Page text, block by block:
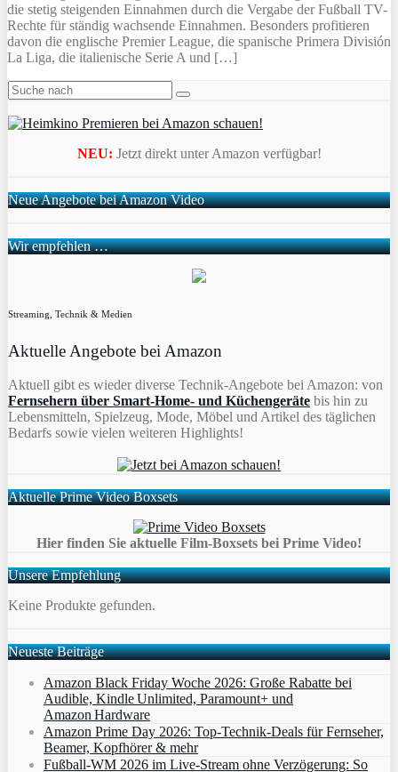
die stetig steigenden Einnahmen durch die Vergabe der Fußball TV-
Rechte für ständig wachsende Einnahmen. Besonders profitieren
davon die englische Premier League, die spanische Primera División
La Liga, die italienische Serie A und […]
NEU: Jetzt direkt unter Amazon verfügbar!
Neue Angebote bei Amazon Video
Wir empfehlen …
Streaming, Technik & Medien
Aktuelle Angebote bei Amazon
Aktuell gibt es wieder diverse Technik-Angebote bei Amazon: von
Fernsehern über Smart-Home- und Küchengeräte bis hin zu
Lebensmitteln, Spielzeug, Mode, Möbel und Artikel des täglichen
Bedarfs sowie vielen weiteren Highlights!
Aktuelle Prime Video Boxsets
Hier finden Sie aktuelle Film-Boxsets bei Prime Video!
Unsere Empfehlung
Keine Produkte gefunden.
Neueste Beiträge
Amazon Black Friday Woche 2026: Große Rabatte bei
Audible, Kindle Unlimited, Paramount+ und
Amazon Hardware
Amazon Prime Day 2026: Top-Technik-Deals für Fernseher,
Beamer, Kopfhörer & mehr
Fußball-WM 2026 im Live-Stream ohne Verzögerung: So